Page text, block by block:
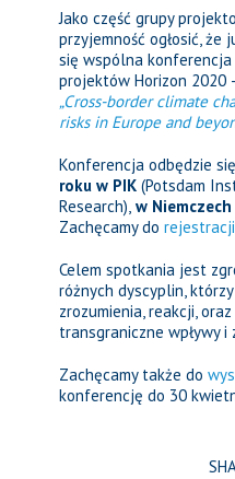
Jako część grupy
przyjemność ogłosić, że
się wspólna
projektów Horizon 2020
„Cross-border climate
risks in Europe and
Konferencja odbędzie się
roku w PIK (Potsdam
Research), w
Zachęcamy do
Celem spotkania jest
różnych dyscyplin,
zrozumienia, reakcji,
transgraniczne wpływy
Zachęcamy także do
konferencję do 30